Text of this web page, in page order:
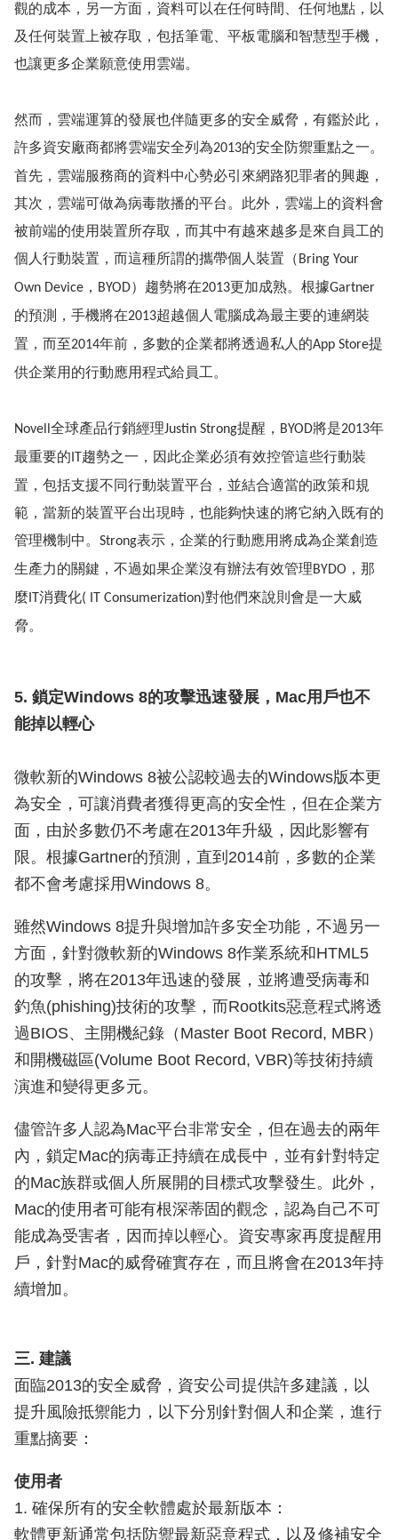
觀的成本，另一方面，資料可以在任何時間、任何地點，以
及任何裝置上被存取，包括筆電、平板電腦和智慧型手機，
也讓更多企業願意使用雲端。
然而，雲端運算的發展也伴隨更多的安全威脅，有鑑於此，
許多資安廠商都將雲端安全列為2013的安全防禦重點之一。
首先，雲端服務商的資料中心勢必引來網路犯罪者的興趣，
其次，雲端可做為病毒散播的平台。此外，雲端上的資料會
被前端的使用裝置所存取，而其中有越來越多是來自員工的
個人行動裝置，而這種所謂的攜帶個人裝置（ Bring Your
Own Device， BYOD）趨勢將在2013更加成熟。 根據Gartner
的預測，手機將在2013超越個人電腦成為最主要的連網裝
置，而至2014年前，多數的企業都將透過私人的App Store提
供企業用的行動應用程式給員工。
Novell 全球產品行銷經理Justin Strong提醒， BYOD將是2013年
最重要的
趨勢之一，因此企業必須有效控管這些行動裝
置，包括支援不同行動裝置平台，並結合適當的政策和規
範，當新的裝置平台出現時，也能夠快速的將它納入既有的
管理機制中。 Strong表示， 企業的行動應用將成為企業創造
生產力的關鍵，不過如果企業沒有辦法有效管理BYDO ， 那
麼
消費化( IT Consumerization)對他們來說則會是一大威
脅。
5. 鎖定Windows 8的攻擊迅速發展，Mac用戶也不
能掉以輕心
微軟新的Windows 8被公認較過去的Windows版本更
為安全，可讓消費者獲得更高的安全性，但在企業方
面，由於多數仍不考慮在2013年升級，因此影響有
限。根據Gartner的預測，直到2014前，多數的企業
都不會考慮採用Windows 8。
雖然Windows 8提升與增加許多安全功能，不過另一
方面，針對微軟新的Windows 8作業系統和HTML5
的攻擊，將在2013年迅速的發展，並將遭受病毒和
釣魚(phishing)技術的攻擊，而Rootkits惡意程式將透
過BIOS、主開機紀錄（Master Boot Record, MBR）
和開機磁區(Volume Boot Record, VBR)等技術持續
演進和變得更多元。
儘管許多人認為Mac平台非常安全，但在過去的兩年
內，鎖定Mac的病毒正持續在成長中，並有針對特定
的Mac族群或個人所展開的目標式攻擊發生。此外，
Mac的使用者可能有根深蒂固的觀念，認為自己不可
能成為受害者，因而掉以輕心。資安專家再度提醒用
戶，針對Mac的威脅確實存在，而且將會在2013年持
續增加。
三. 建議
面臨2013的安全威脅，資安公司提供許多建議，以
提升風險抵禦能力，以下分別針對個人和企業，進行
重點摘要：
使用者
1. 確保所有的安全軟體處於最新版本：
軟體更新通常包括防禦最新惡意程式，以及修補安全